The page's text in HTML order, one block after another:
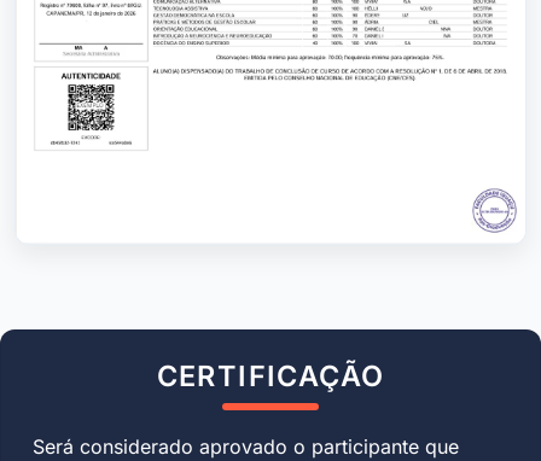
CERTIFICAÇÃO
Será considerado aprovado o participante que